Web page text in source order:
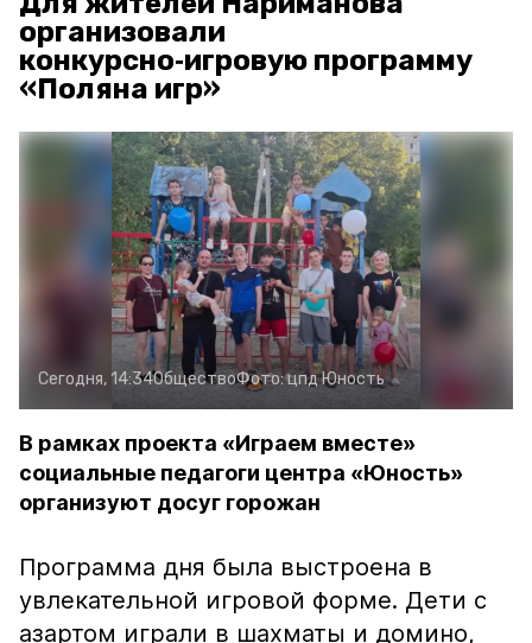
организовали
конкурсно‑игровую программу
«Поляна игр»
Сегодня, 14:34ОбществоФото:цпд Юность
В рамках проекта «Играем вместе»
социальные педагоги центра «Юность»
организуют досуг горожан
Программа дня была выстроена в
увлекательной игровой форме. Дети с
азартом играли в шахматы и домино,